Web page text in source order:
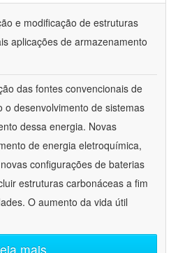
e modificação de estruturas
aplicações de armazenamento
das fontes convencionais de
o desenvolvimento de sistemas
dessa energia. Novas
de energia eletroquímica,
configurações de baterias
estruturas carbonáceas a fim
O aumento da vida útil
mais